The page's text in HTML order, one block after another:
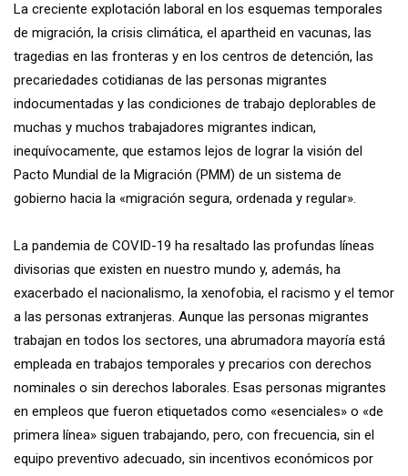
La creciente explotación laboral en los esquemas temporales
de migración, la crisis climática, el apartheid en vacunas, las
tragedias en las fronteras y en los centros de detención, las
precariedades cotidianas de las personas migrantes
indocumentadas y las condiciones de trabajo deplorables de
muchas y muchos trabajadores migrantes indican,
inequívocamente, que estamos lejos de lograr la visión del
Pacto Mundial de la Migración (PMM) de un sistema de
gobierno hacia la «migración segura, ordenada y regular».
La pandemia de COVID-19 ha resaltado las profundas líneas
divisorias que existen en nuestro mundo y, además, ha
exacerbado el nacionalismo, la xenofobia, el racismo y el temor
a las personas extranjeras. Aunque las personas migrantes
trabajan en todos los sectores, una abrumadora mayoría está
empleada en trabajos temporales y precarios con derechos
nominales o sin derechos laborales. Esas personas migrantes
en empleos que fueron etiquetados como «esenciales» o «de
primera línea» siguen trabajando, pero, con frecuencia, sin el
equipo preventivo adecuado, sin incentivos económicos por